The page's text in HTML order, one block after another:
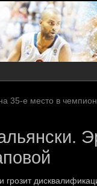
35-е место в
грозит